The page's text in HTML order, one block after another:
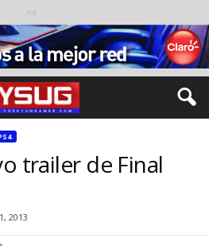
Ad
trailer de Final
2013